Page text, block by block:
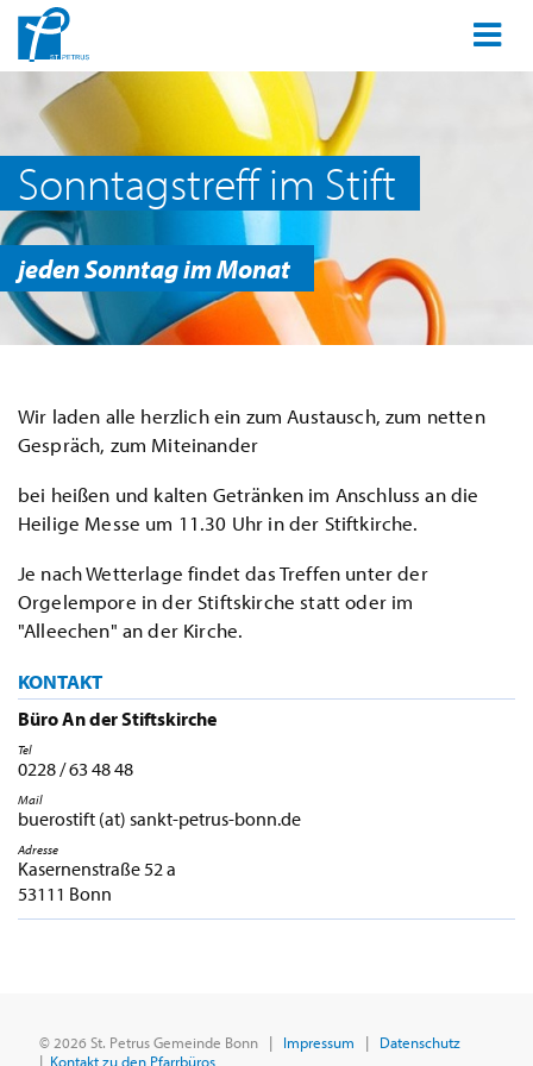
Sonntagstreff im Stift
jeden Sonntag im Monat
Wir laden alle herzlich ein zum Austausch, zum netten
Gespräch, zum Miteinander
bei heißen und kalten Getränken im Anschluss an die
Heilige Messe um 11.30 Uhr in der Stiftkirche.
Je nach Wetterlage findet das Treffen unter der
Orgelempore in der Stiftskirche statt oder im
"Alleechen" an der Kirche.
KONTAKT
Büro An der Stiftskirche
Tel
0228 / 63 48 48
Mail
buerostift (at) sankt-petrus-bonn.de
Adresse
Kasernenstraße 52 a
53111 Bonn
© 2026 St. Petrus Gemeinde Bonn | Impressum | Datenschutz
| Kontakt zu den Pfarrbüros